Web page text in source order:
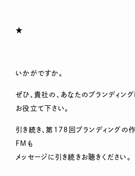
★
いかがですか。
ぜひ、貴社の、あなたのブランディン
お役立て下さい。
引き続き、第178回ブランディングの
FMも
メッセージに引き続きお聴きください。